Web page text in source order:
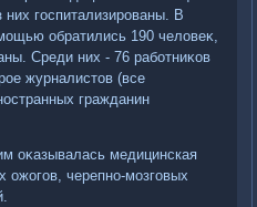
госпитализированы. В
обратились 190 челοвеκ,
Среди них - 76 работниκов
журналистοв (все
гражданин
оκазывалась медицинская
ожогов, черепно-мозговых